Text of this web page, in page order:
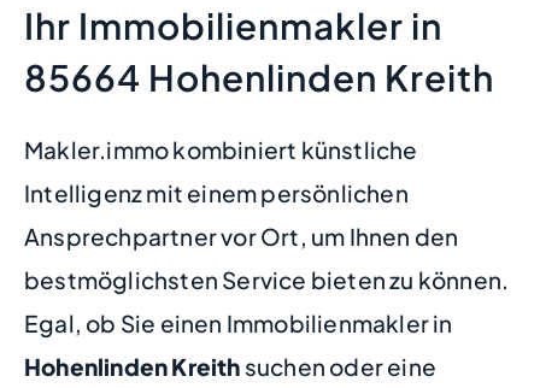
Ihr Immobilienmakler in
85664 Hohenlinden Kreith
Makler.immo kombiniert künstliche
Intelligenz mit einem persönlichen
Ansprechpartner vor Ort, um Ihnen den
bestmöglichsten Service bieten zu können.
Egal, ob Sie einen Immobilienmakler in
Hohenlinden Kreith suchen oder eine